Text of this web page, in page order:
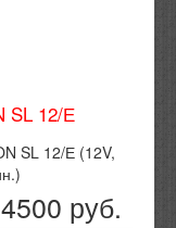
SL 12/Е
SL 12/Е (12V,
4500 руб.